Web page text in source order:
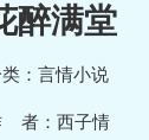
醉满堂
：言情小说
者：西子情